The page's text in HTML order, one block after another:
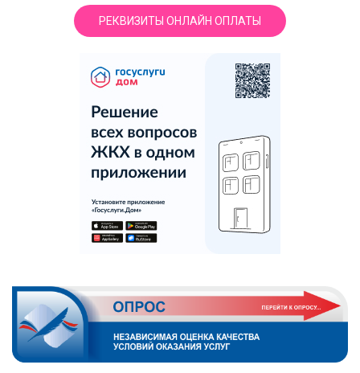
РЕКВИЗИТЫ ОНЛАЙН ОПЛАТЫ